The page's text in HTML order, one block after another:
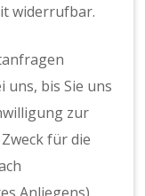
widerrufbar.
bis Sie uns
zur
für die
Anliegens).